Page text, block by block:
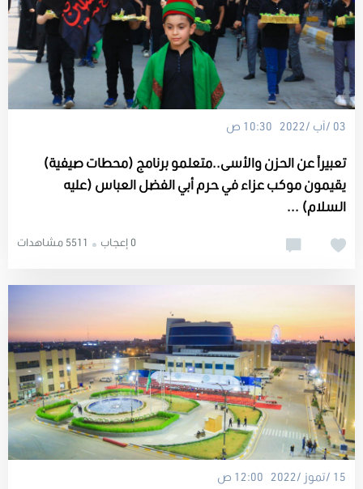
03 /آب /2022 10:30 ص
تعبيراً عن الحزن والأسى..متعلمو برنامج (محطات صيفية)
يقيمون موكب عزاء في حرم أبي الفضل العباس (عليه
السلام) ...
5511 مشاهدات 0 إعجاب
15 /تموز /2022 12:00 ص